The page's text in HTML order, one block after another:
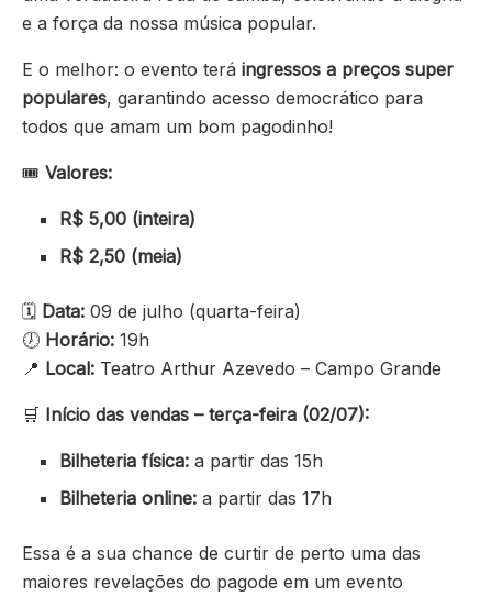
e a força da nossa música popular.
E o melhor: o evento terá ingressos a preços super
populares, garantindo acesso democrático para
todos que amam um bom pagodinho!
🎟️ Valores:
R$ 5,00 (inteira)
R$ 2,50 (meia)
🗓️ Data: 09 de julho (quarta-feira)
🕖 Horário: 19h
📍 Local: Teatro Arthur Azevedo – Campo Grande
🛒 Início das vendas – terça-feira (02/07):
Bilheteria física: a partir das 15h
Bilheteria online: a partir das 17h
Essa é a sua chance de curtir de perto uma das
maiores revelações do pagode em um evento